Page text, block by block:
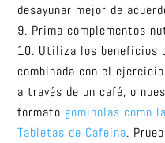
desayunar mejor de
Prima complementos
Utiliza los beneficios
combinada con el
a través de un café, o
formato gominolas como
Tabletas de Cafeína.